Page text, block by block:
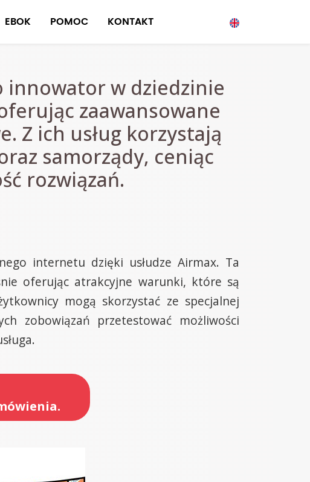
EBOK POMOC KONTAKT
innowator w dziedzinie
zaawansowane
Z ich usług korzystają
samorządy, ceniąc
rozwiązań.
internetu dzięki usłudze Airmax. Ta
oferując atrakcyjne warunki, które są
mogą skorzystać ze specjalnej
zobowiązań przetestować możliwości